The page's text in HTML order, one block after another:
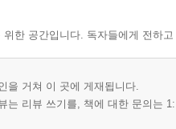
위한 공간입니다. 독자들에게 전하
을 거쳐 이 곳에 게재됩니다.
는 리뷰 쓰기를, 책에 대한 문의는